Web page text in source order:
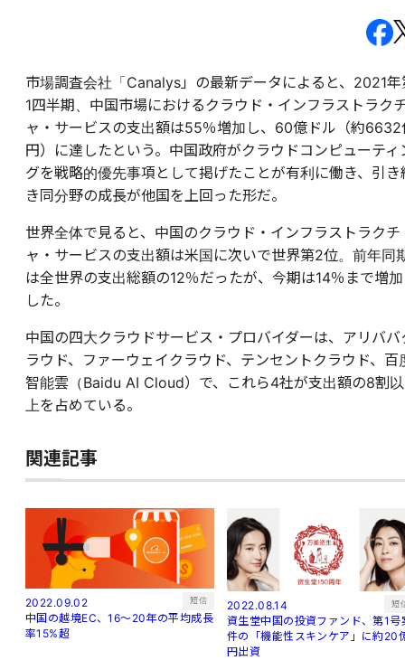
市場調査会社「Canalys」の最新データによると、2021年
1四半期、中国市場におけるクラウド・インフラストラク
ャ ・ サービスの支出額は55％増加し、60億ドル（約6632
円）に達したという。中国政府がクラウドコンピューティ
グを戦略的優先事項として掲げたことが有利に働き、引き
き同分野の成長が他国を上回った形だ。
世界全体で見ると、中国のクラウド・インフラストラクチ
ャ ・ サービスの支出額は米国に次いで世界第2位。前年同
は全世界の支出総額の12％だったが、今期は14％まで増加
した。
中国の四大クラウドサービス・プロバイダーは、アリババ
ラウド、ファーウェイクラウド、テンセントクラウド、百
智能雲（Baidu AI Cloud）で、これら4社が支出額の8割以
上を占めている。
関連記事
2022.09.02 短信
中国の越境EC、16～20年の平均成長
率15%超
2022.08.14 短
資生堂中国の投資ファンド、第1号
件の「機能性スキンケア」に約20
円出資